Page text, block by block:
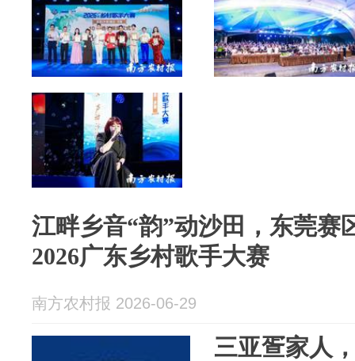
江畔乡音“韵”动沙田，东莞赛
2026广东乡村歌手大赛
南方农村报 2026-06-29
三亚疍家人